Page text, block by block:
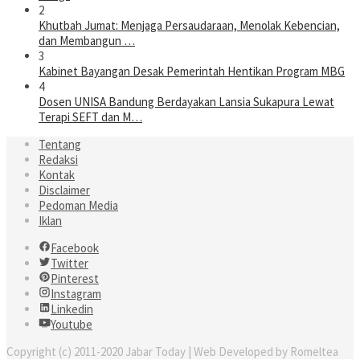
2
Khutbah Jumat: Menjaga Persaudaraan, Menolak Kebencian,
dan Membangun …
3
Kabinet Bayangan Desak Pemerintah Hentikan Program MBG
4
Dosen UNISA Bandung Berdayakan Lansia Sukapura Lewat
Terapi SEFT dan M…
Tentang
Redaksi
Kontak
Disclaimer
Pedoman Media
Iklan
Facebook
Twitter
Pinterest
Instagram
Linkedin
Youtube
Copyright (c) 2011-2020 Jabar Today | Web Developed by Romeltea